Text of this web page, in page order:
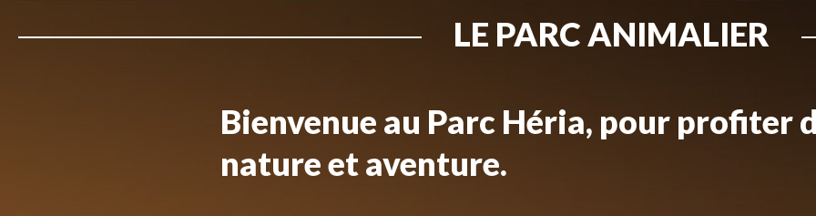
LE PARC ANIMALIER
Bienvenue au Parc Héria, pour profiter
nature et aventure.